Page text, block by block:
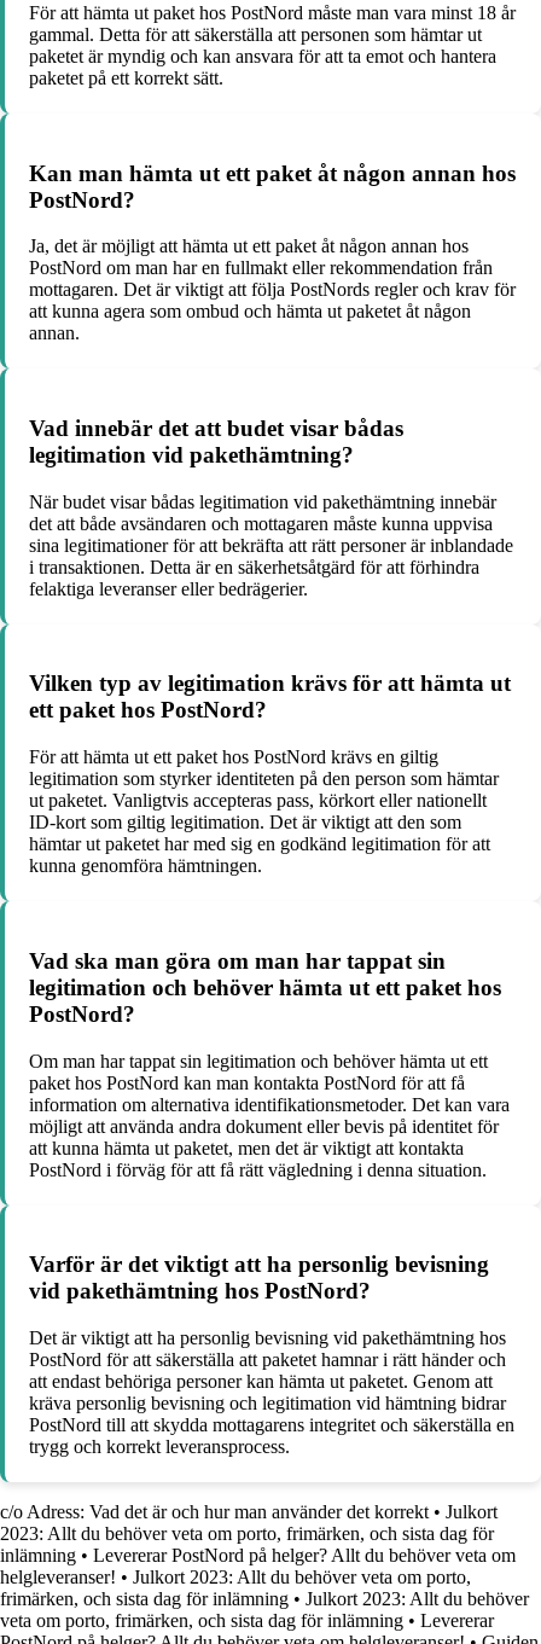
För att hämta ut paket hos PostNord måste man vara minst 18 år
gammal. Detta för att säkerställa att personen som hämtar ut
paketet är myndig och kan ansvara för att ta emot och hantera
paketet på ett korrekt sätt.
Kan man hämta ut ett paket åt någon annan hos
PostNord?
Ja, det är möjligt att hämta ut ett paket åt någon annan hos
PostNord om man har en fullmakt eller rekommendation från
mottagaren. Det är viktigt att följa PostNords regler och krav för
att kunna agera som ombud och hämta ut paketet åt någon
annan.
Vad innebär det att budet visar bådas
legitimation vid pakethämtning?
När budet visar bådas legitimation vid pakethämtning innebär
det att både avsändaren och mottagaren måste kunna uppvisa
sina legitimationer för att bekräfta att rätt personer är inblandade
i transaktionen. Detta är en säkerhetsåtgärd för att förhindra
felaktiga leveranser eller bedrägerier.
Vilken typ av legitimation krävs för att hämta ut
ett paket hos PostNord?
För att hämta ut ett paket hos PostNord krävs en giltig
legitimation som styrker identiteten på den person som hämtar
ut paketet. Vanligtvis accepteras pass, körkort eller nationellt
ID-kort som giltig legitimation. Det är viktigt att den som
hämtar ut paketet har med sig en godkänd legitimation för att
kunna genomföra hämtningen.
Vad ska man göra om man har tappat sin
legitimation och behöver hämta ut ett paket hos
PostNord?
Om man har tappat sin legitimation och behöver hämta ut ett
paket hos PostNord kan man kontakta PostNord för att få
information om alternativa identifikationsmetoder. Det kan vara
möjligt att använda andra dokument eller bevis på identitet för
att kunna hämta ut paketet, men det är viktigt att kontakta
PostNord i förväg för att få rätt vägledning i denna situation.
Varför är det viktigt att ha personlig bevisning
vid pakethämtning hos PostNord?
Det är viktigt att ha personlig bevisning vid pakethämtning hos
PostNord för att säkerställa att paketet hamnar i rätt händer och
att endast behöriga personer kan hämta ut paketet. Genom att
kräva personlig bevisning och legitimation vid hämtning bidrar
PostNord till att skydda mottagarens integritet och säkerställa en
trygg och korrekt leveransprocess.
c/o Adress: Vad det är och hur man använder det korrekt • Julkort
2023: Allt du behöver veta om porto, frimärken, och sista dag för
inlämning • Levererar PostNord på helger? Allt du behöver veta om
helgleveranser! • Julkort 2023: Allt du behöver veta om porto,
frimärken, och sista dag för inlämning • Julkort 2023: Allt du behöver
veta om porto, frimärken, och sista dag för inlämning • Levererar